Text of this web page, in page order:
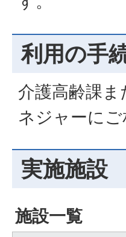
利用の手
介護高齢課
ネジャーにご
実施施設
施設一覧